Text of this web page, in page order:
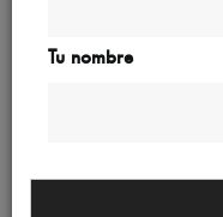
Tu nombre